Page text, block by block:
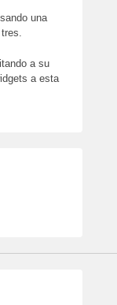
una
a su
a esta